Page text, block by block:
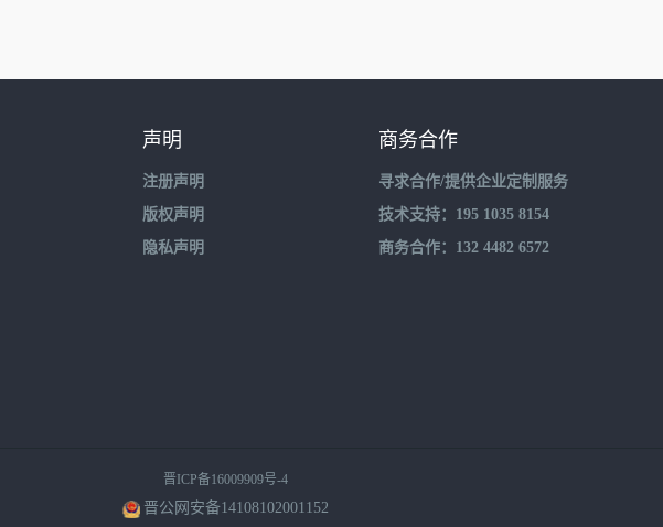
声明
注册声明
版权声明
隐私声明
商务合作
寻求合作/提供企业定制服务
技术支持：195 1035 8154
商务合作：132 4482 6572
晋ICP备16009909号-4
晋公网安备14108102001152